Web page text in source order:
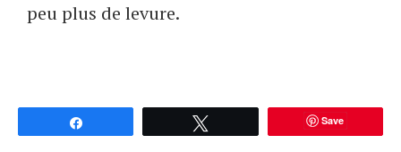
peu plus de levure.
Save